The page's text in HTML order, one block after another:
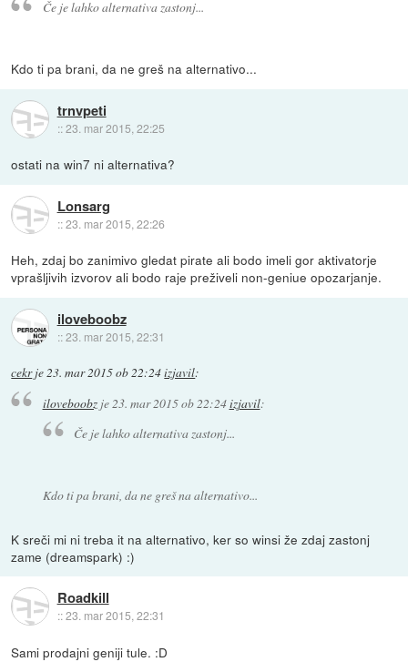
Če je lahko alternativa zastonj...
Kdo ti pa brani, da ne greš na alternativo...
trnvpeti
::23. mar 2015, 22:25
ostati na win7 ni alternativa?
Lonsarg
::23. mar 2015, 22:26
Heh, zdaj bo zanimivo gledat pirate ali bodo imeli gor aktivatorje
vprašljivih izvorov ali bodo raje preživeli non-geniue opozarjanje.
iloveboobz
::23. mar 2015, 22:31
cekrje23. mar 2015 ob 22:24izjavil:
iloveboobzje23. mar 2015 ob 22:24izjavil:
Če je lahko alternativa zastonj...
Kdo ti pa brani, da ne greš na alternativo...
K sreči mi ni treba it na alternativo, ker so winsi že zdaj zastonj
zame (dreamspark) :)
Roadkill
::23. mar 2015, 22:31
Sami prodajni geniji tule. :D